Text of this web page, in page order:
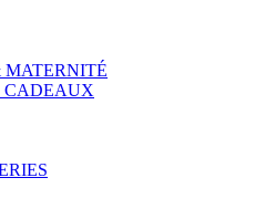
CADEAUX